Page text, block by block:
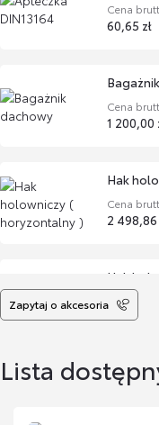
Cena
60,65 zł
Cena
1 200,00
Hak
Cena
2 498,86
Hak
Cena brutto
1 423,52 zł
Hak
Sport)
Zapytaj o akcesoria
Lista